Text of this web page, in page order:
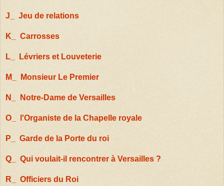
J_ Jeu de relations
K_ Carrosses
L_ Lévriers et Louveterie
M_ Monsieur Le Premier
N_ Notre-Dame de Versailles
O_ l'Organiste de la Chapelle royale
P_ Garde de la Porte du roi
Q_ Qui voulait-il rencontrer à Versailles ?
R_ Officiers du Roi